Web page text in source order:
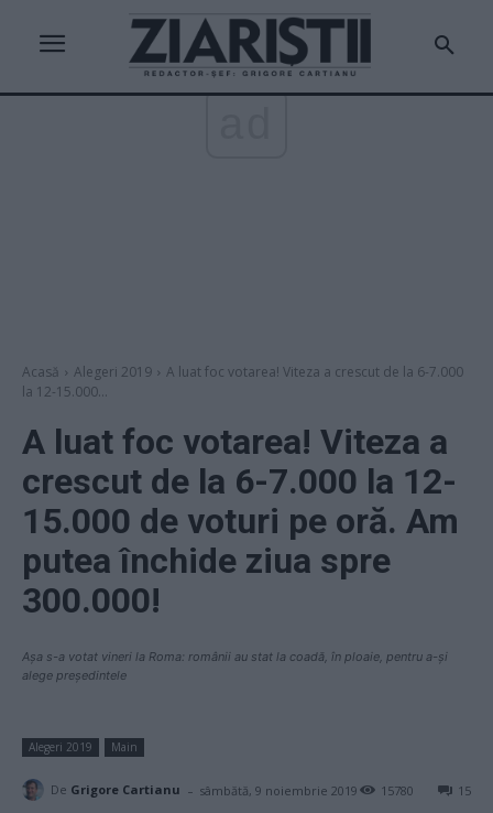
Acasă Alegeri 2019
A luat foc votarea! Viteza a crescut de la 6-7.000
la 12-15.000...
A luat foc votarea! Viteza a
crescut de la 6-7.000 la 12-
15.000 de voturi pe oră. Am
putea închide ziua spre
300.000!
Așa s-a votat vineri la Roma: românii au stat la coadă, în ploaie, pentru a-și
alege președintele
Alegeri 2019 Main
De Grigore Cartianu - sâmbătă, 9 noiembrie 2019 15
15780